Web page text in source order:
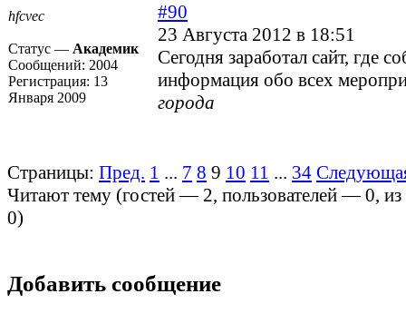
hfcvec
Статус — Академик
Сообщений: 2004
Регистрация: 13
Января 2009
#90
23 Августа 2012 в 18:51
Сегодня заработал сайт, где
информация обо всех
города
Страницы: Пред. 1 ... 7 8 9 10 11 ... 34
Читают тему (гостей — 2, пользователей —0,
0)
Добавить сообщение